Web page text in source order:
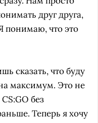
друг друга,
понимаю, что это
сказать, что буду
максимум. Это не
без
Теперь я хочу